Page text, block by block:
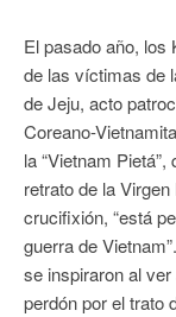
El pasado año, los
de las víctimas de
de Jeju, acto
Coreano-
la “Vietnam
retrato de la
crucifixión, “está
guerra de
se inspiraron al
perdón por el trato